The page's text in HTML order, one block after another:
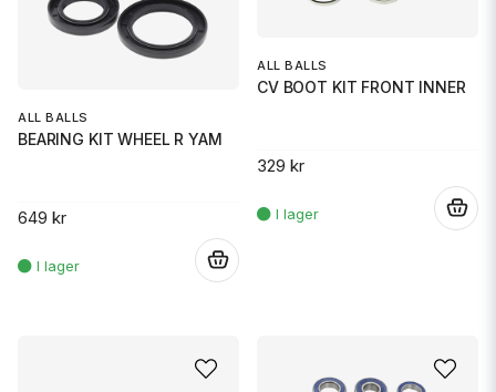
ALL BALLS
BEARING KIT WHEEL R YAM
649 kr
ALL BALLS
CV BOOT KIT FRONT INNER
329 kr